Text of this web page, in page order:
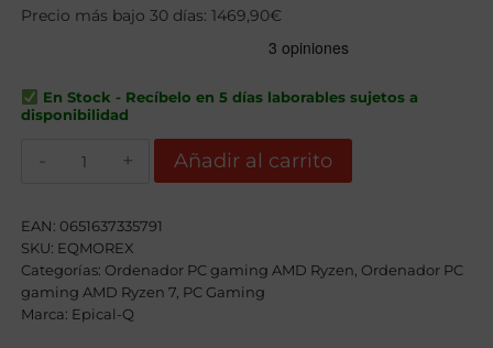
original
actual
Precio más bajo 30 días:1469,90€
En Stock - Recíbelo en 5 días laborables sujetos a
disponibilidad
Ryzen
7
5800X,
32GB,
2TB
NVME,
RTX
Añadir al carrito
EAN: 0651637335791
SKU: EQMOREX
Categorías: Ordenador PC gaming AMD Ryzen Ordenador PC
gaming AMD Ryzen 7 PC Gaming
Marca: Epical-Q